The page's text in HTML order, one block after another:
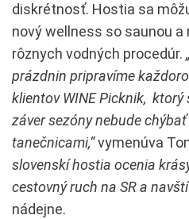
diskrétnosť. Hostia sa
nový wellness so saunou
rôznych vodných procedúr.
prázdnin pripravíme
klientov WINE Picknik,
záver sezóny nebude
tanečnicami,“vymenúva
slovenskí hostia ocenia
cestovný ruch na SR a
nádejne.